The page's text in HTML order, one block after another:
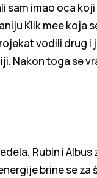
sam imao oca
Klik mee koja
vodili drug i
Nakon toga se
Rubin i Albus
brine se